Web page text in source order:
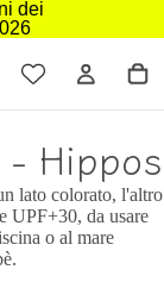
dei
Hippos
lato colorato, l'altro
UPF+30, da usare
o al mare